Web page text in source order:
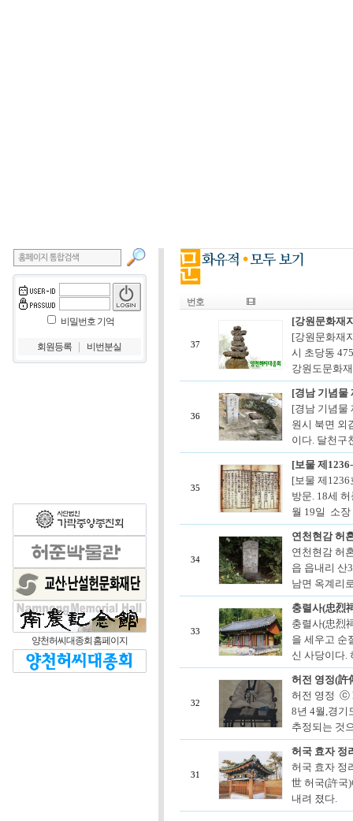
비밀번호 기억
회원등록 비번분실
양천허씨대종회 홈페이지
번호
37
[강원문화재
[강원문화재
시 초당동
강원도문화
36
[경남 기념물
[경남 기념물
원시 북면 외
이다. 달천구
35
[보물 제
[보물 제
방문. 18세
월 19일 소
34
연천현감 허
연천현감 허
읍 읍내리 산
남면 옥계리
33
충렬사(忠烈
충렬사(忠烈
을 세우고 순
신 사당이다.
32
허전 영정(許
허전 영정 ⓒ
8년 4월,경기
추정되는 것
31
허국 효자 정
허국 효자 정
世 허국(許국
내려 졌다.